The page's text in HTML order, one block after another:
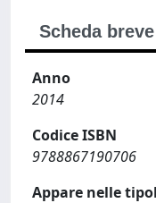
Scheda breve
Anno
2014
Codice ISBN
9788867190706
Appare nelle